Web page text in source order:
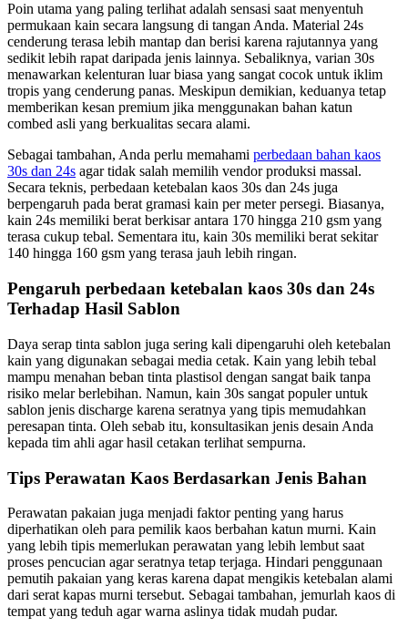
Poin utama yang paling terlihat adalah sensasi saat menyentuh
permukaan kain secara langsung di tangan Anda. Material 24s
cenderung terasa lebih mantap dan berisi karena rajutannya yang
sedikit lebih rapat daripada jenis lainnya. Sebaliknya, varian 30s
menawarkan kelenturan luar biasa yang sangat cocok untuk iklim
tropis yang cenderung panas. Meskipun demikian, keduanya tetap
memberikan kesan premium jika menggunakan bahan katun
combed asli yang berkualitas secara alami.
Sebagai tambahan, Anda perlu memahami perbedaan bahan kaos
30s dan 24s agar tidak salah memilih vendor produksi massal.
Secara teknis, perbedaan ketebalan kaos 30s dan 24s juga
berpengaruh pada berat gramasi kain per meter persegi. Biasanya,
kain 24s memiliki berat berkisar antara 170 hingga 210 gsm yang
terasa cukup tebal. Sementara itu, kain 30s memiliki berat sekitar
140 hingga 160 gsm yang terasa jauh lebih ringan.
Pengaruh perbedaan ketebalan kaos 30s dan 24s
Terhadap Hasil Sablon
Daya serap tinta sablon juga sering kali dipengaruhi oleh ketebalan
kain yang digunakan sebagai media cetak. Kain yang lebih tebal
mampu menahan beban tinta plastisol dengan sangat baik tanpa
risiko melar berlebihan. Namun, kain 30s sangat populer untuk
sablon jenis discharge karena seratnya yang tipis memudahkan
peresapan tinta. Oleh sebab itu, konsultasikan jenis desain Anda
kepada tim ahli agar hasil cetakan terlihat sempurna.
Tips Perawatan Kaos Berdasarkan Jenis Bahan
Perawatan pakaian juga menjadi faktor penting yang harus
diperhatikan oleh para pemilik kaos berbahan katun murni. Kain
yang lebih tipis memerlukan perawatan yang lebih lembut saat
proses pencucian agar seratnya tetap terjaga. Hindari penggunaan
pemutih pakaian yang keras karena dapat mengikis ketebalan alami
dari serat kapas murni tersebut. Sebagai tambahan, jemurlah kaos di
tempat yang teduh agar warna aslinya tidak mudah pudar.